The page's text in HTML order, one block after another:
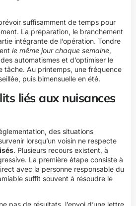
suffisamment de temps pour
La préparation, le branchement
intégrante de l’opération. Tondre
le même jour chaque semaine,
automatismes et d’optimiser le
tâche. Au printemps, une fréquence
puis bimensuelle en été.
liés aux nuisances
des situations
lorsqu’un voisin ne respecte
. Plusieurs recours existent, à
La première étape consiste à
avec la personne responsable du
suffit souvent à résoudre le
pas de résultats, l’envoi d’une lettre